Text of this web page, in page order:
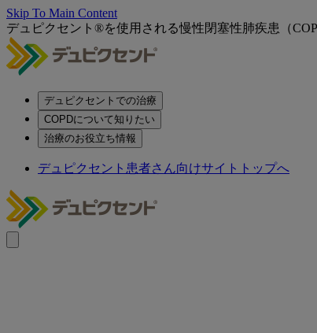
Skip To Main Content
デュピクセント®を使用される慢性閉塞性肺疾患（
デュピクセントでの治療
COPDについて知りたい
治療のお役立ち情報
デュピクセント患者さん向けサイトトップへ